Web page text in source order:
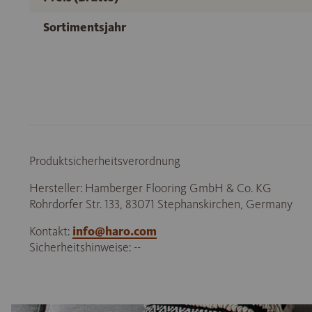
Sortimentsjahr
Produktsicherheitsverordnung
Hersteller: Hamberger Flooring GmbH & Co. KG
Rohrdorfer Str. 133, 83071 Stephanskirchen, Germany
Kontakt: info@haro.com
Sicherheitshinweise: --